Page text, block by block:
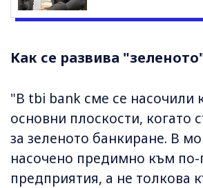
Как се развива
"В tbi bank сме се насочили
основни плоскости, когато
за зеленото банкиране. В
насочено предимно към по-
предприятия, а не толкова